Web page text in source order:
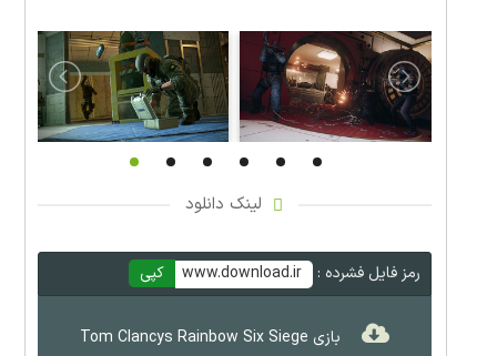
لینک دانلود
رمز فایل فشرده : www.download.ir کپی
بازی Tom Clancys Rainbow Six Siege